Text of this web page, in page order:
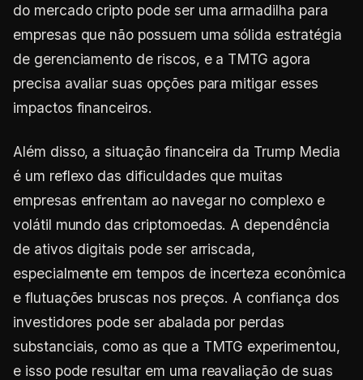
do mercado cripto pode ser uma armadilha para
empresas que não possuem uma sólida estratégia
de gerenciamento de riscos, e a TMTG agora
precisa avaliar suas opções para mitigar esses
impactos financeiros.
Além disso, a situação financeira da Trump Media
é um reflexo das dificuldades que muitas
empresas enfrentam ao navegar no complexo e
volátil mundo das criptomoedas. A dependência
de ativos digitais pode ser arriscada,
especialmente em tempos de incerteza econômica
e flutuações bruscas nos preços. A confiança dos
investidores pode ser abalada por perdas
substanciais, como as que a TMTG experimentou,
e isso pode resultar em uma reavaliação de suas